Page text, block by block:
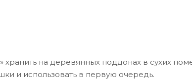
на деревянных поддонах в сухих
и использовать в первую очередь.